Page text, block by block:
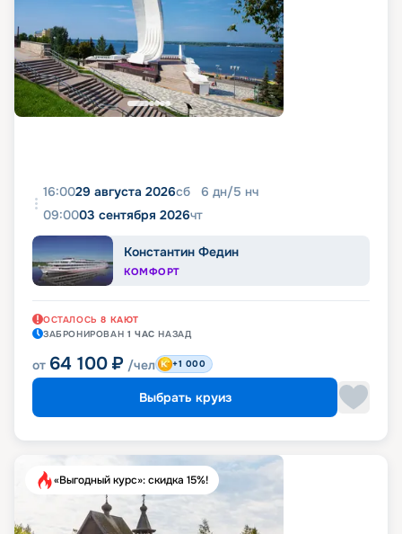
16:0029 августа 2026сб 6 дн/5 нч
09:0003 сентября 2026чт
Константин Федин
КОМФОРТ
ОСТАЛОСЬ 8 КАЮТ
ЗАБРОНИРОВАН 1 ЧАС НАЗАД
от 64 100 ₽ /чел +1 000
Выбрать круиз
«Выгодный курс»: скидка 15%!